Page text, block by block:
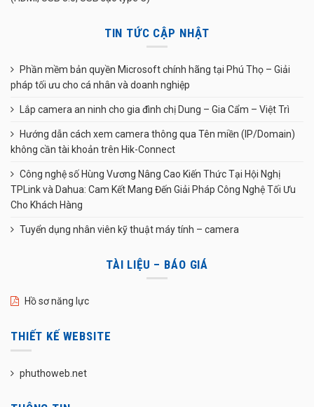
TIN TỨC CẬP NHẬT
Phần mềm bản quyền Microsoft chính hãng tại Phú Thọ – Giải
pháp tối ưu cho cá nhân và doanh nghiệp
Lắp camera an ninh cho gia đình chị Dung – Gia Cẩm – Việt Trì
Hướng dẫn cách xem camera thông qua Tên miền (IP/Domain)
không cần tài khoản trên Hik-Connect
Công nghệ số Hùng Vương Nâng Cao Kiến Thức Tại Hội Nghị
TPLink và Dahua: Cam Kết Mang Đến Giải Pháp Công Nghệ Tối Ưu
Cho Khách Hàng
Tuyển dụng nhân viên kỹ thuật máy tính – camera
TÀI LIỆU – BÁO GIÁ
Hồ sơ năng lực
THIẾT KẾ WEBSITE
phuthoweb.net